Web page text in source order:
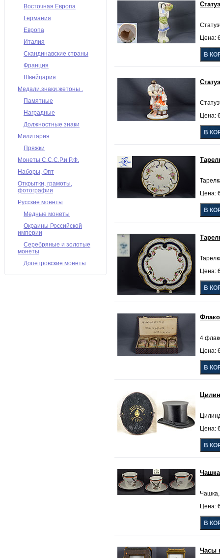
Восточная Европа
Германия
Европа
Италия
Скандинавские страны
Франция
Швейцария
Медали,знаки,жетоны .
Памятные
Наградные
Должностные знаки
Милитария
Пряжки
Монеты С.С.С.Р.и Р.Ф.
Наборы, Опт
Открытки, грамоты,
фотографии
Русские монеты
Медные монеты
Окраины Российской
империи
Серебряные и золотые
монеты
Допетровские монеты
Цена:
Цена:
Цена:
Цена:
4
Цена:
Цена:
Чашка
Чашка,
Цена:
Часы